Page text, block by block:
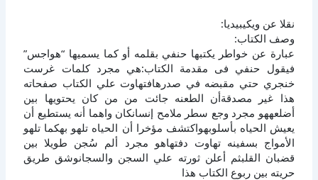
نقلا عن ويكيبيديا:
وصف الكتاب:
عبارة عن خواطر يكتبها حنفي بقلمه أو كما يسميها “هواجس”
فيقول حنفي فى مقدمة الكتاب:هي مجرد كلمات غرست
خنجري حتي مقبضه في صدرهافتهاوت علي الكتاب صفحاته
هذا غير مصدقةأن الطعنه جائت من من كان يحتويها بين
أضلعههو مجرد وجع سطر ملامح إنسانكان واهما أنه يستطيع أن
يعيش الحياه بأسلوبهواكتشف مؤخرا أن الحياه تلهو بهكما تلهو
الأمواج بسفينه تهاوت دفتهاهو مجرد ألم سُجن طويلا بين
قضبان القلبثم أعلن ثورته علي السجن والسجانوشق طريق
حريته بين ربوع الكتاب هذا